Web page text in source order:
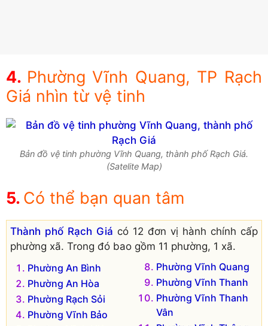
Phường Vĩnh Quang, TP Rạch
Giá nhìn từ vệ tinh
Bản đồ vệ tinh phường Vĩnh Quang, thành phố Rạch Giá.
(Satelite Map)
Có thể bạn quan tâm
Thành phố Rạch Giá có 12 đơn vị hành chính cấp
phường xã. Trong đó bao gồm 11 phường, 1 xã.
Phường An Bình
Phường An Hòa
Phường Rạch Sỏi
Phường Vĩnh Bảo
Phường Vĩnh Quang
Phường Vĩnh Thanh
Phường Vĩnh Thanh
Vân